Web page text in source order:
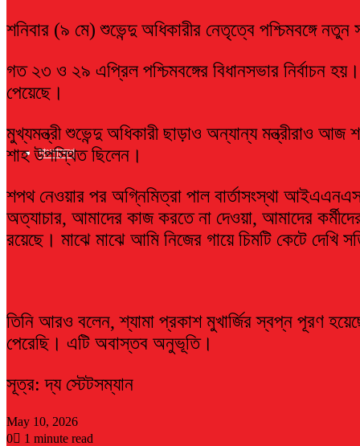
বাংলাদেশ
শনিবার (৯ মে) শুভেন্দু অধিকারীর নেতৃত্বে পশ্চিমবঙ্গে
গত ২৩ ও ২৯ এপ্রিল পশ্চিমবঙ্গের বিধানসভার নির্বাচন
পেয়েছে।
মুখ্যমন্ত্রী শুভেন্দু অধিকারী ছাড়াও অন্যান্য মন্ত্রীরাও আজ
শাহ উপস্থিত ছিলেন।
শপথ নেওয়ার পর অগ্নিমিত্রা পাল বার্তাসংস্থা
অত্যাচার, আমাদের কাজ করতে না দেওয়া, আমাদের
রয়েছে। মাঝে মাঝে আমি নিজের গায়ে চিমটি কেটে দেখি
তিনি আরও বলেন, শ্যামা প্রকাশ মুখার্জির স্বপ্ন পূরণ
পেরেছি। এটি অবাস্তব অনুভূতি।
সূত্র: দ্য স্টেটসম্যান
May 10, 2026
0
1 minute read